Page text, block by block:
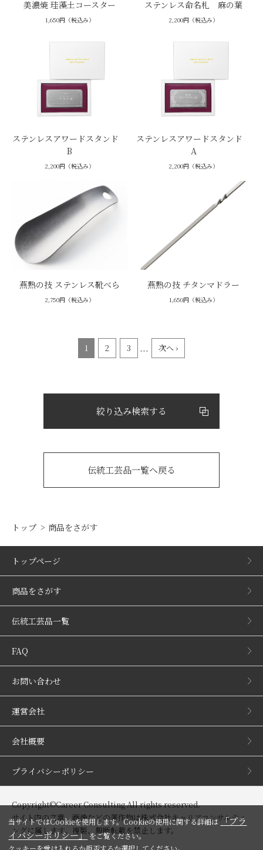
美濃焼 珪藻土コースター
1,650円（税込み）
ステンレス命名札 麻の葉
2,200円（税込み）
ステンレスアワードスタンド
B
2,200円（税込み）
ステンレスアワードスタンド
A
2,200円（税込み）
燕熟の技 ステンレス靴べら
2,750円（税込み）
燕熟の技 チタンマドラー
1,650円（税込み）
1 2 3 ... 次へ ›
絞り込み検索する
伝統工芸品一覧へ戻る
トップ 商品をさがす
トップページ
商品をさがす
伝統工芸品一覧
FAQ
お問い合わせ
運営会社
会社概要
プライバシーポリシー
Copyright©Career Consulting All rights reserved.
サイト内の文章、画像などの著作物は株式会社キャリアコンサルティ
ングに属します。複製、無断転載を禁止します。
当サイトではCookieを使用します。Cookieの使用に関する詳細は「プラ
イバシーポリシー」をご覧ください。
クッキーを受け入れるか拒否するか選択してください。